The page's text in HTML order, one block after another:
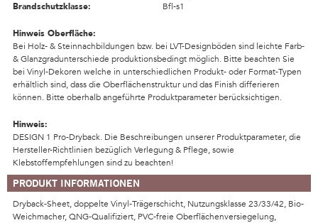
Brandschutzklasse:
Bfl-s1
Hinweis Oberfläche:
Bei Holz- & Steinnachbildungen bzw. bei LVT-Designböden sind leichte Farb-
& Glanzgradunterschiede produktionsbedingt möglich. Bitte beachten Sie
bei Vinyl-Dekoren welche in unterschiedlichen Produkt- oder Format-Typen
erhältlich sind, dass die Oberflächenstruktur und das Finish differieren
können. Bitte oberhalb angeführte Produktparameter berücksichtigen.
Hinweis:
DESIGN 1 Pro-Dryback. Die Beschreibungen unserer Produktparameter, die
Hersteller-Richtlinien bezüglich Verlegung & Pflege, sowie
Klebstoffempfehlungen sind zu beachten!
PRODUKT INFORMATIONEN
Dryback-Sheet, doppelte Vinyl-Trägerschicht, Nutzungsklasse 23/33/42, Bio-
Weichmacher, QNG-Qualifiziert, PVC-freie Oberflächenversiegelung,